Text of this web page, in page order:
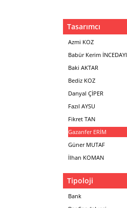
Tasarımcı
Azmi KOZ
Babür Kerim İNCEDAYI
Baki AKTAR
Bediz KOZ
Danyal ÇİPER
Fazıl AYSU
Fikret TAN
Gazanfer ERİM
Güner MUTAF
İlhan KOMAN
Metin Atabey ATA
Minas BOYACIYAN
Tipoloji
Bank